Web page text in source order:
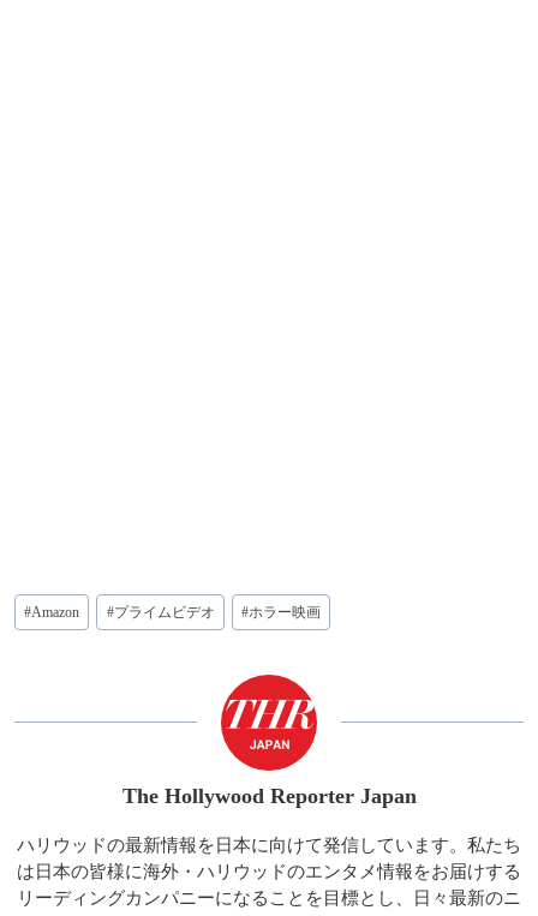
投
稿
#Amazon #プライムビデオ #ホラー映画
The Hollywood Reporter Japan
ハリウッドの最新情報を日本に向けて発信しています。私たち
は日本の皆様に海外・ハリウッドのエンタメ情報をお届けする
リーディングカンパニーになることを目標とし、日々最新のニ